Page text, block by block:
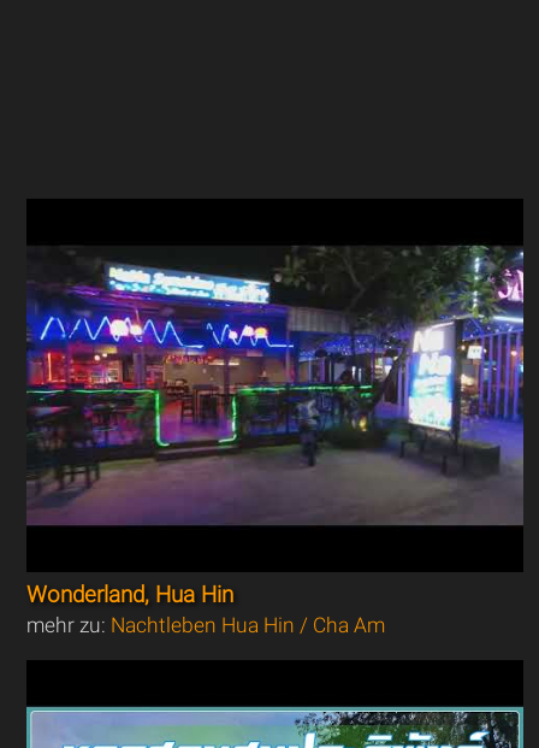
Wonderland, Hua Hin
mehr zu: Nachtleben Hua Hin / Cha Am